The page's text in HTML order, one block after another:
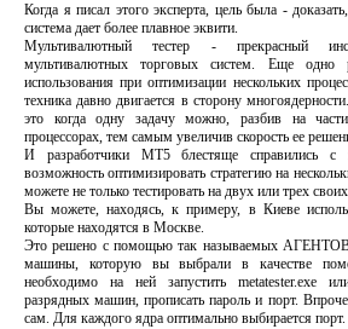
Когда я писал этого эксперта, цель была -
система дает более плавное эквити.
Мультивалютный тестер - прекрасный
мультивалютных торговых систем. Еще одно
использования при оптимизации нескольких
техника давно двигается в сторону
это когда одну задачу можно, разбив на
процессорах, тем самым увеличив скорость ее
И разработчики МТ5 блестяще справились
возможность оптимизировать стратегию на
можете не только тестировать на двух или трех
Вы можете, находясь, к примеру, в Киеве
которые находятся в Москве.
Это решено с помощью так называемых АГЕНТОВ.
машины, которую вы выбрали в качестве
необходимо на ней запустить metatester.exe
разрядных машин, прописать пароль и порт.
сам. Для каждого ядра оптимально выбирается порт.